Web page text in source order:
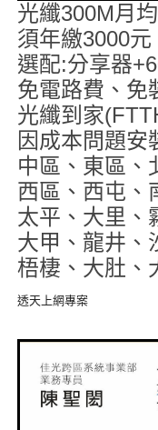
光纖300M月
須年繳3000
選配:分享器
免電路費、免
光纖到家
因成本問題安
中區、東區、
西區、西屯、
太平、大里、
大甲、龍井、
梧棲、大肚、
透天上網專案